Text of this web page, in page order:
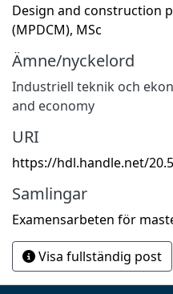
Design and construction
(MPDCM), MSc
Ämne/nyckelord
Industriell teknik och
and economy
URI
https://hdl.handle.net/
Samlingar
Examensarbeten för
Visa fullständig post